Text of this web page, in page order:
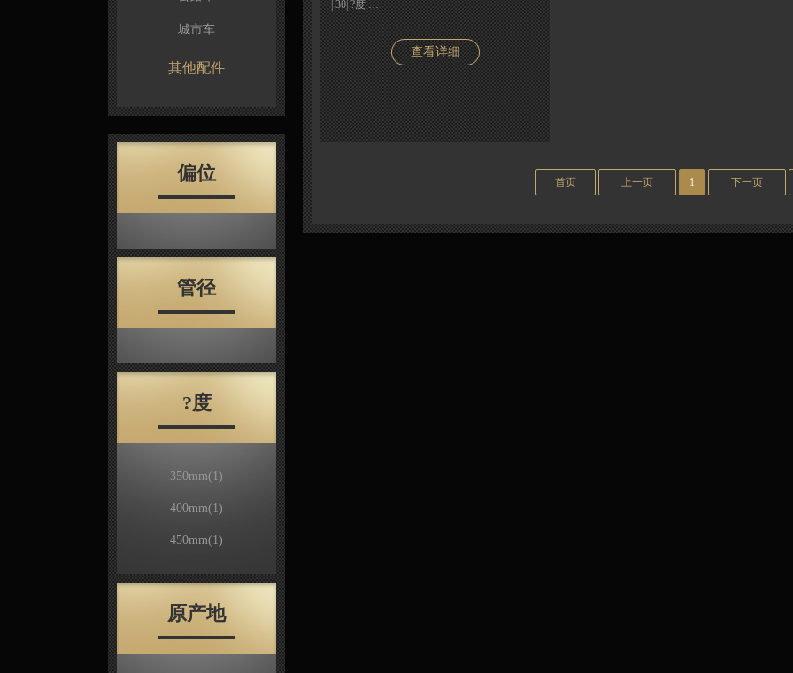
城市车
其他配件
偏位
管径
?度
350mm(1)
400mm(1)
450mm(1)
原产地
| 30| ?度 …
查看详细
首页 上一页 1 下一页